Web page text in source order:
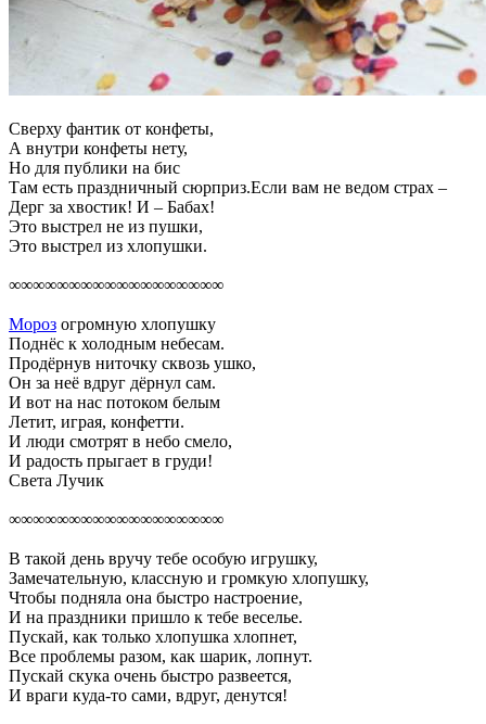
Сверху фантик от конфеты,
А внутри конфеты нету,
Но для публики на бис
Там есть праздничный сюрприз.Если вам не ведом страх –
Дерг за хвостик! И – Бабах!
Это выстрел не из пушки,
Это выстрел из хлопушки.
∞∞∞∞∞∞∞∞∞∞∞∞∞∞∞∞∞∞
Мороз огромную хлопушку
Поднёс к холодным небесам.
Продёрнув ниточку сквозь ушко,
Он за неё вдруг дёрнул сам.
И вот на нас потоком белым
Летит, играя, конфетти.
И люди смотрят в небо смело,
И радость прыгает в груди!
Света Лучик
∞∞∞∞∞∞∞∞∞∞∞∞∞∞∞∞∞∞
В такой день вручу тебе особую игрушку,
Замечательную, классную и громкую хлопушку,
Чтобы подняла она быстро настроение,
И на праздники пришло к тебе веселье.
Пускай, как только хлопушка хлопнет,
Все проблемы разом, как шарик, лопнут.
Пускай скука очень быстро развеется,
И враги куда-то сами, вдруг, денутся!